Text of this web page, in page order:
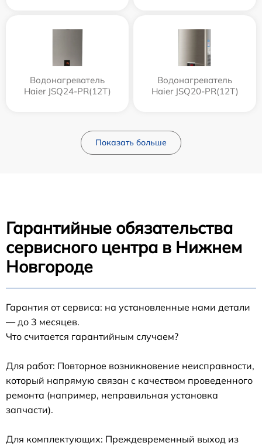
Водонагреватель
Haier JSQ24-PR(12T)
Водонагреватель
Haier JSQ20-PR(12T)
Показать больше
Гарантийные обязательства
сервисного центра в Нижнем
Новгороде
Гарантия от сервиса: на установленные нами детали
— до 3 месяцев.
Что считается гарантийным случаем?
Для работ: Повторное возникновение неисправности,
который напрямую связан с качеством проведенного
ремонта (например, неправильная установка
запчасти).
Для комплектующих: Преждевременный выход из